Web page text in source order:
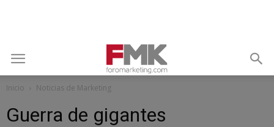
Inicio Noticias de Marketing
Guerra de gigantes